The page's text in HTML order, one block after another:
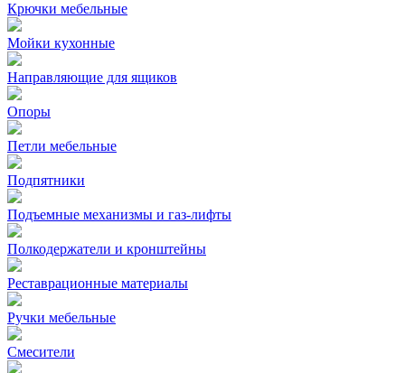
Крючки мебельные
Мойки кухонные
Направляющие для ящиков
Опоры
Петли мебельные
Подпятники
Подъемные механизмы и газ-лифты
Полкодержатели и кронштейны
Реставрационные материалы
Ручки мебельные
Смесители